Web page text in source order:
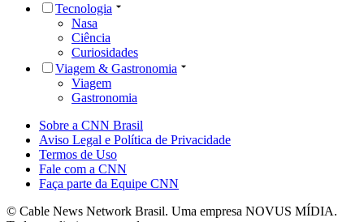
Tecnologia
Nasa
Ciência
Curiosidades
Viagem & Gastronomia
Viagem
Gastronomia
Sobre a CNN Brasil
Aviso Legal e Política de Privacidade
Termos de Uso
Fale com a CNN
Faça parte da Equipe CNN
© Cable News Network Brasil. Uma empresa NOVUS MÍDIA.